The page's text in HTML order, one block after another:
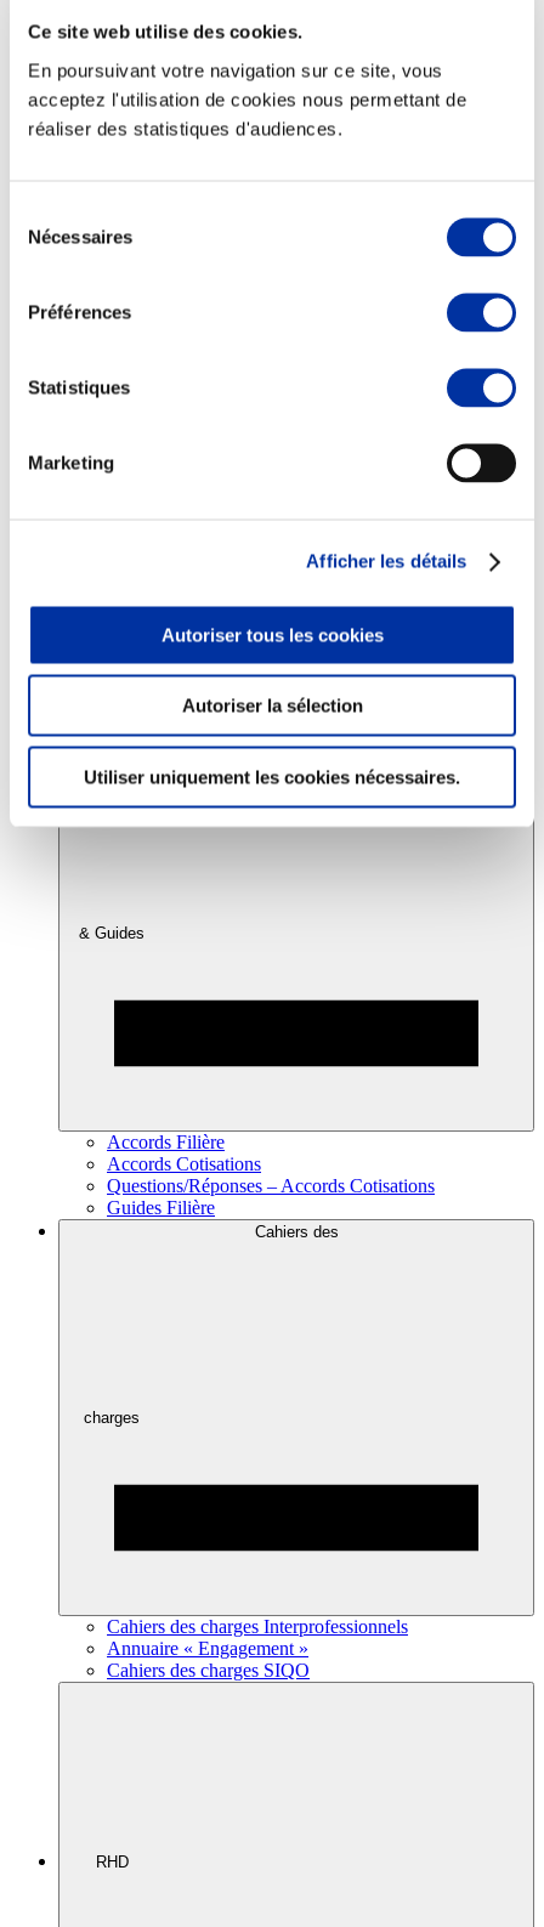
Ce site web utilise des cookies.
En poursuivant votre navigation sur ce site, vous
acceptez l'utilisation de cookies nous permettant de
réaliser des statistiques d'audiences.
Nécessaires
Préférences
Statistiques
Marketing
Afficher les détails
Autoriser tous les cookies
Autoriser la sélection
Utiliser uniquement les cookies nécessaires.
Elevage
Consommation
Sécurité sanitaire
Juste rémunération et attractivité des métiers
Info-veille scientifique
Accords
& Guides
Accords Filière
Accords Cotisations
Questions/Réponses – Accords Cotisations
Guides Filière
Cahiers des
charges
Cahiers des charges Interprofessionnels
Annuaire « Engagement »
Cahiers des charges SIQO
RHD